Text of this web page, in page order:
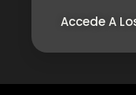
Accede A